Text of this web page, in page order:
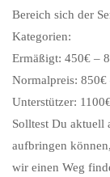
Bereich sich der
Kategorien:
Ermäßigt: 450€ –
Normalpreis: 850€
Unterstützer:
Solltest Du aktuell
aufbringen
wir einen Weg